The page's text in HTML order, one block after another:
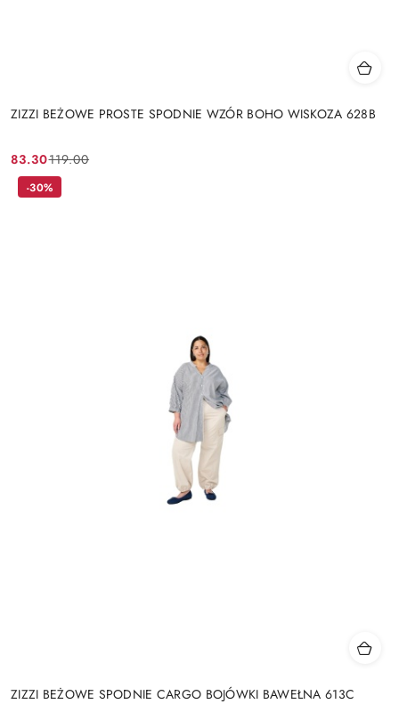
ZIZZI BEŻOWE PROSTE SPODNIE WZÓR BOHO WISKOZA 628B
Cena
promocyjna:
83.30
Cena
przed
119.00
ZIZZI BEŻOWE SPODNIE CARGO BOJÓWKI BAWEŁNA 613C
-30%